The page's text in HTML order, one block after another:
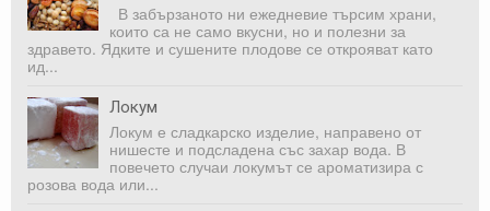
В забързаното ни ежедневие търсим храни,
които са не само вкусни, но и полезни за
здравето. Ядките и сушените плодове се открояват като
ид...
Локум
Локум е сладкарско изделие, направено от
нишесте и подсладена със захар вода. В
повечето случаи локумът се ароматизира с
розова вода или...